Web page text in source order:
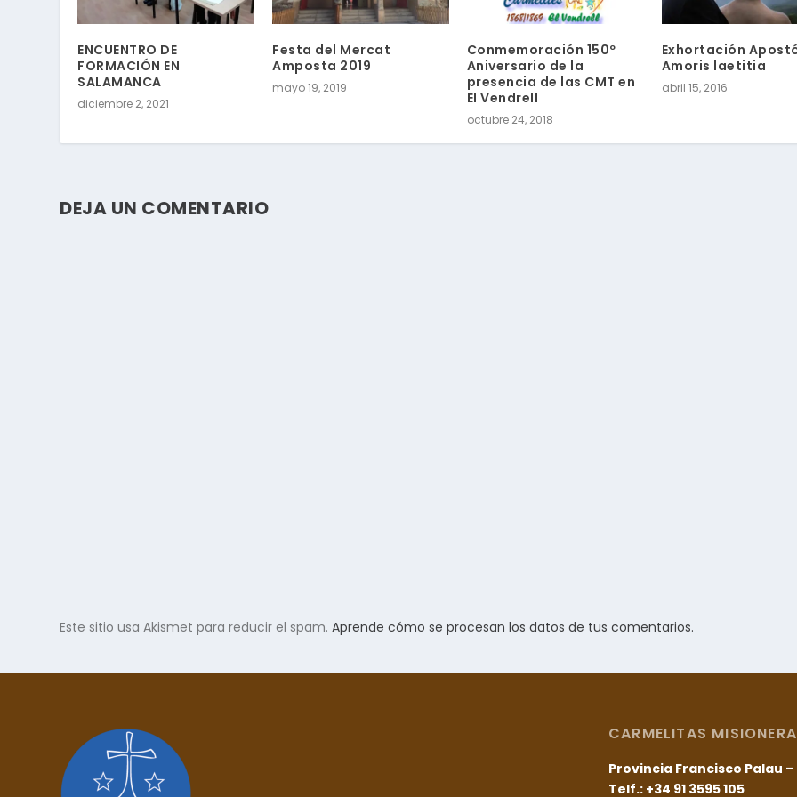
ENCUENTRO DE
FORMACIÓN EN
SALAMANCA
diciembre 2, 2021
Festa del Mercat
Amposta 2019
mayo 19, 2019
Conmemoración 150º
Aniversario de la
presencia de las CMT en
El Vendrell
octubre 24, 2018
Exhortación
Amoris laetitia
abril 15, 2016
DEJA UN COMENTARIO
Este sitio usa Akismet para reducir el spam.Aprende cómo se procesan los datos de tus comentarios.
CARMELITAS
Provincia Francisco Palau
Telf.: +34 91 3595 105